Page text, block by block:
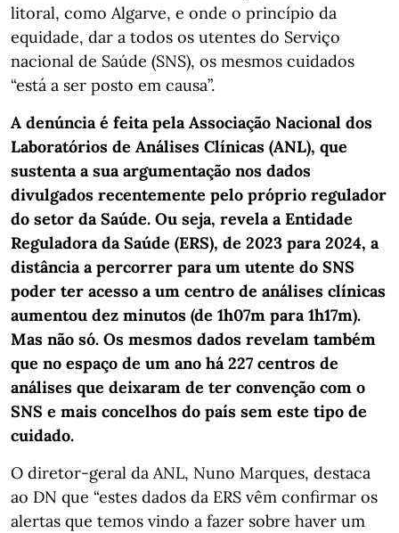
litoral, como Algarve, e onde o princípio da
equidade, dar a todos os utentes do Serviço
nacional de Saúde (SNS), os mesmos cuidados
“está a ser posto em causa”.
A denúncia é feita pela Associação Nacional dos
Laboratórios de Análises Clínicas (ANL), que
sustenta a sua argumentação nos dados
divulgados recentemente pelo próprio regulador
do setor da Saúde. Ou seja, revela a Entidade
Reguladora da Saúde (ERS), de 2023 para 2024, a
distância a percorrer para um utente do SNS
poder ter acesso a um centro de análises clínicas
aumentou dez minutos (de 1h07m para 1h17m).
Mas não só. Os mesmos dados revelam também
que no espaço de um ano há 227 centros de
análises que deixaram de ter convenção com o
SNS e mais concelhos do país sem este tipo de
cuidado.
O diretor-geral da ANL, Nuno Marques, destaca
ao DN que “estes dados da ERS vêm confirmar os
alertas que temos vindo a fazer sobre haver um